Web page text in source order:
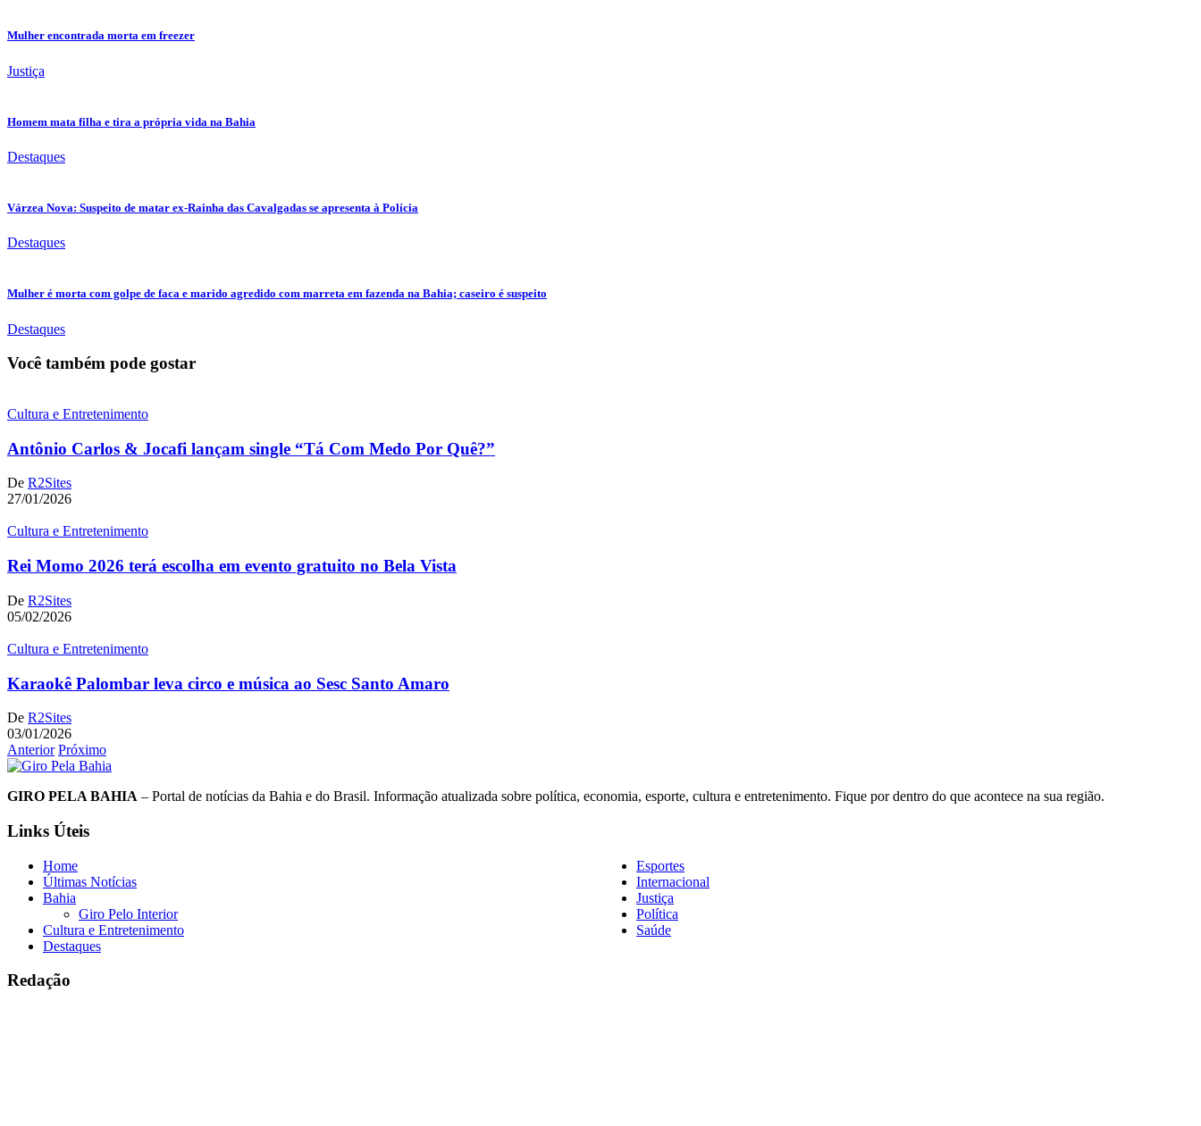
Mulher encontrada morta em freezer
Justiça
Homem mata filha e tira a própria vida na Bahia
Destaques
Várzea Nova: Suspeito de matar ex-Rainha das Cavalgadas se apresenta à Polícia
Destaques
Mulher é morta com golpe de faca e marido agredido com marreta em fazenda na Bahia; caseiro é suspeito
Destaques
Você também pode gostar
Cultura e Entretenimento
Antônio Carlos & Jocafi lançam single “Tá Com Medo Por Quê?”
De R2Sites
27/01/2026
Cultura e Entretenimento
Rei Momo 2026 terá escolha em evento gratuito no Bela Vista
De R2Sites
05/02/2026
Cultura e Entretenimento
Karaokê Palombar leva circo e música ao Sesc Santo Amaro
De R2Sites
03/01/2026
Anterior Próximo
GIRO PELA BAHIA – Portal de notícias da Bahia e do Brasil. Informação atualizada sobre política, economia, esporte, cultura e entretenimento. Fique por dentro do que acontece na sua região.
Links Úteis
Home
Últimas Notícias
Bahia
Giro Pelo Interior
Cultura e Entretenimento
Destaques
Esportes
Internacional
Justiça
Política
Saúde
Redação